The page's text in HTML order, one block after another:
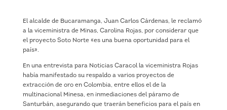
El alcalde de Bucaramanga, Juan Carlos Cárdenas, le reclamó
a la viceministra de Minas, Carolina Rojas, por considerar que
el proyecto Soto Norte «es una buena oportunidad para el
país».
En una entrevista para Noticias Caracol la viceministra Rojas
había manifestado su respaldo a varios proyectos de
extracción de oro en Colombia, entre ellos el de la
multinacional Minesa, en inmediaciones del páramo de
Santurbán, asegurando que traerán beneficios para el país en